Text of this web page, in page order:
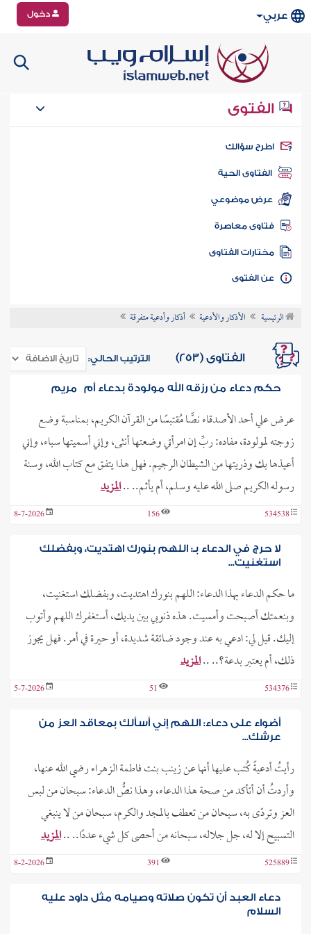
عربي دخول
الفتوى
سؤالك
الفتاوى الحية
عرض موضوعي
فتاوى معاصرة
مختارات الفتاوى
الفتوى
الرئيسية الأذكار والأدعية أذكار وأدعية متفرقة
الفتاوى (253) الترتيب الحالي:
حكم دعاء من رزقه الله مولودة بدعاء أم مريم
عرض علي أحد الأصدقاء نصًّا مُقتبسًا من القرآن الكريم، بمناسبة وضع
زوجته لمولودة، مفاده: ربِّ إن امرأتي وضعتها أنثى، وإني أسميتها سباء، وإني
أعيذها بك وذريتها من الشيطان الرجيم. فهل هذا يتفق مع كتاب الله، وسنة
رسوله الكريم صلى الله عليه وسلم، أم يأثم.. ..المزيد
534538
156
8-7-2026
لا حرج في الدعاء بـ: اللهم بنورك اهتديت، وبفضلك
استغنيت...
ما حكم الدعاء بهذا الدعاء: اللهم بنورك اهتديت، وبفضلك استغنيت،
وبنعمتك أصبحت وأمسيت. هذه ذنوبي بين يديك، أستغفرك اللهم وأتوب
إليك. قيل لي: ادعي به عند وجود ضائقة شديدة، أو حيرة في أمر. فهل يجوز
ذلك، أم يعتبر بدعة؟.. ..المزيد
534376
51
5-7-2026
أضواء على دعاء: اللهم إني أسألك بمعاقد العز من
عرشك...
رأيتُ أدعيةً كُتب عليها أنها عن زينب بنت فاطمة الزهراء رضي الله عنها،
وأردتُ أن أتأكد من صحة هذا الدعاء، وهذا نصُّ الدعاء: سبحان من لبس
العز وتردّى به، سبحان من تعطف بالمجد والكرم، سبحان من لا ينبغي
التسبيح إلا له، جل جلاله، سبحانه من أحصى كل شيء عددًا.. ..المزيد
525889
391
8-2-2026
دعاء العبد أن تكون صلاته وصيامه مثل داود عليه
السلام